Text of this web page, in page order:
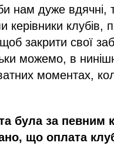
нам дуже вдячні,
керівники клубів,
закрити свої
можемо, в
моментах,
була за певним
що оплата